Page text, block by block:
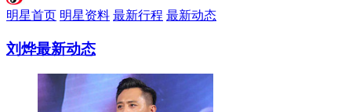
明星首页 明星资料 最新行程 最新动态
刘烨最新动态